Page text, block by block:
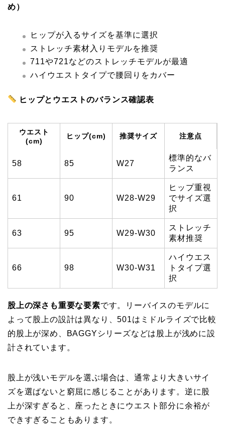
め）
ヒップが入るサイズを基準に選択
ストレッチ素材入りモデルを推奨
711や721などのストレッチモデルが最適
ハイウエストタイプで腰回りをカバー
ヒップとウエストのバランス確認表
ウエスト
(cm)
ヒップ(cm) 推奨サイズ 注意点
58 85 W27
標準的なバ
ランス
61 90 W28-W29
ヒップ重視
でサイズ選
択
63 95 W29-W30
ストレッチ
素材推奨
66 98 W30-W31
ハイウエス
トタイプ選
択
股上の深さも重要な要素です。リーバイスのモデルに
よって股上の設計は異なり、501はミドルライズで比較
的股上が深め、BAGGYシリーズなどは股上が浅めに設
計されています。
股上が浅いモデルを選ぶ場合は、通常より大きいサイ
ズを選ばないと窮屈に感じることがあります。逆に股
上が深すぎると、座ったときにウエスト部分に余裕が
できすぎることもあります。